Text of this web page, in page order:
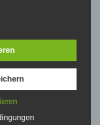
sind alle
eine identifizierte
Person (im